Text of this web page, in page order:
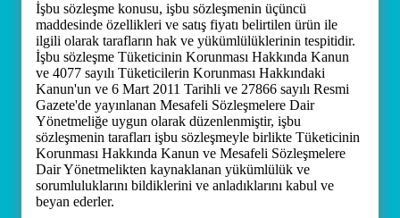
İşbu sözleşme konusu, işbu sözleşmenin üçüncü
maddesinde özellikleri ve satış fiyatı belirtilen ürün ile
ilgili olarak tarafların hak ve yükümlülüklerinin tespitidir.
İşbu sözleşme Tüketicinin Korunması Hakkında Kanun
ve 4077 sayılı Tüketicilerin Korunması Hakkındaki
Kanun'un ve 6 Mart 2011 Tarihli ve 27866 sayılı Resmi
Gazete'de yayınlanan Mesafeli Sözleşmelere Dair
Yönetmeliğe uygun olarak düzenlenmiştir, işbu
sözleşmenin tarafları işbu sözleşmeyle birlikte Tüketicinin
Korunması Hakkında Kanun ve Mesafeli Sözleşmelere
Dair Yönetmelikten kaynaklanan yükümlülük ve
sorumluluklarını bildiklerini ve anladıklarını kabul ve
beyan ederler.